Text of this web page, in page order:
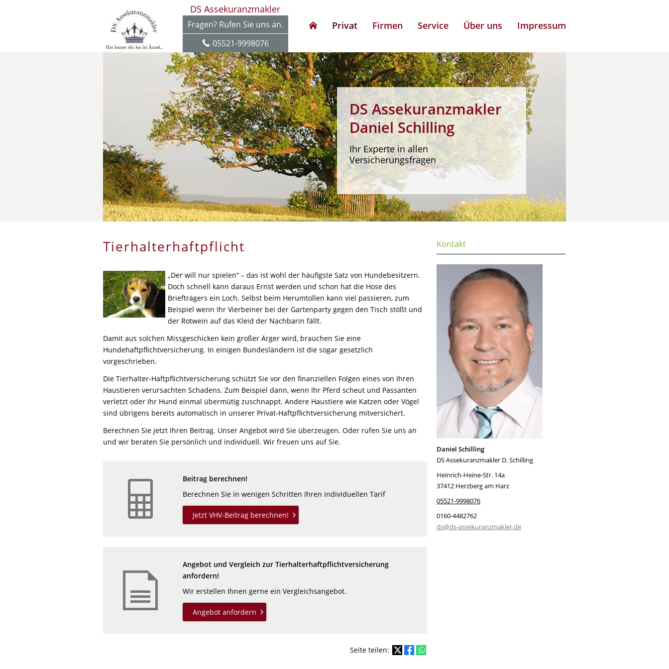
Privat Firmen Service Über uns Impressum
DS Assekuranzmakler
Fragen? Rufen Sie uns an.
05521-9998076
DS Assekuranzmakler
Daniel Schilling
Ihr Experte in allen
Versicherungsfragen
Kontakt
Daniel Schilling
DS Assekuranzmakler D. Schilling
Heinrich-Heine-Str. 14a
37412 Herzberg am Harz
05521-9998076
0160-4482762
ds@ds-assekuranzmakler.de
Tierhalterhaftpflicht
„Der will nur spielen“ – das ist wohl der häufigste Satz von Hundebesitzern.
Doch schnell kann daraus Ernst werden und schon hat die Hose des
Briefträgers ein Loch. Selbst beim Herumtollen kann viel passieren, zum
Beispiel wenn Ihr Vierbeiner bei der Gartenparty gegen den Tisch stößt und
der Rotwein auf das Kleid der Nachbarin fällt.
Damit aus solchen Missgeschicken kein großer Ärger wird, brauchen Sie eine
Hundehaftpflichtversicherung. In einigen Bundesländern ist die sogar gesetzlich
vorgeschrieben.
Die Tierhalter-Haftpflichtversicherung schützt Sie vor den finanziellen Folgen eines von Ihren
Haustieren verursachten Schadens. Zum Beispiel dann, wenn Ihr Pferd scheut und Passanten
verletzt oder Ihr Hund einmal übermütig zuschnappt. Andere Haustiere wie Katzen oder Vögel
sind übrigens bereits automatisch in unserer Privat-Haftpflichtversicherung mitversichert.
Berechnen Sie jetzt Ihren Beitrag. Unser Angebot wird Sie überzeugen. Oder rufen Sie uns an
und wir beraten Sie persönlich und individuell. Wir freuen uns auf Sie.
Beitrag berechnen!
Berechnen Sie in wenigen Schritten Ihren individuellen Tarif
Jetzt VHV-Beitrag berechnen!
Angebot und Vergleich zur Tierhalterhaftpflichtversicherung
anfordern!
Wir erstellen Ihnen gerne ein Vergleichsangebot.
Angebot anfordern
Seite teilen: